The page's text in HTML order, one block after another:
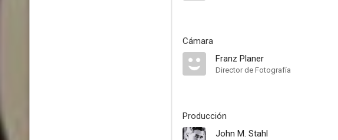
Cámara
Franz Planer
Director de Fotografía
Producción
John M. Stahl